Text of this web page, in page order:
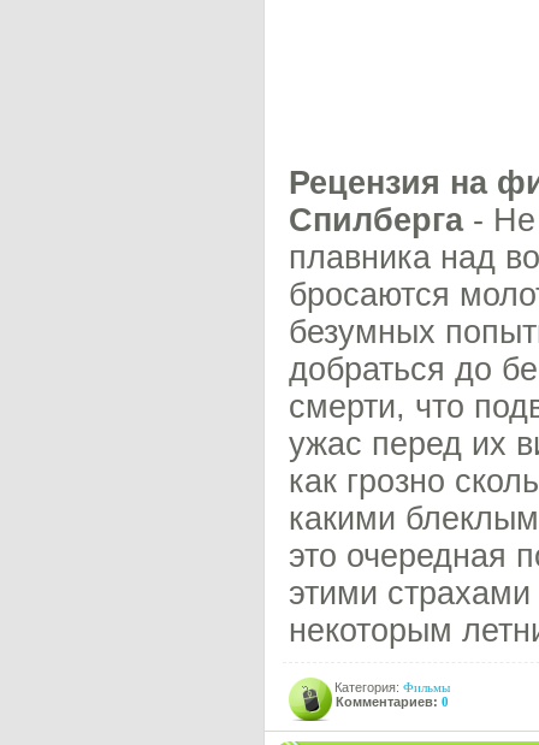
Рецензия на
Спилберга- Не
плавника над
бросаются
безумных
добраться до
смерти, что
ужас перед их
как грозно
какими
это очередная
этими
некоторым
Категория: Фильмы
Комментариев: 0